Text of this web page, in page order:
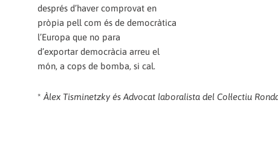
després d’haver comprovat en
pròpia pell com és de democràtica
l’Europa que no para
d’exportar democràcia arreu el
món, a cops de bomba, si cal.
* Àlex Tisminetzky és Advocat laboralista del Col·lectiu